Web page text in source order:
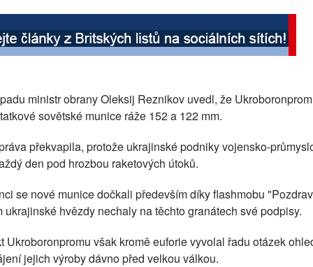
ministr obrany Oleksij Reznikov uvedl, že
sovětské munice ráže 152 a 122 mm.
překvapila, protože ukrajinské podniky vojensko-
den pod hrozbou raketových útoků.
se nové munice dočkali především díky flashmobu
ukrajinské hvězdy nechaly na těchto granátech své podpisy.
Ukroboronpromu však kromě euforie vyvolal řadu otázek
jejich výroby dávno před velkou válkou.